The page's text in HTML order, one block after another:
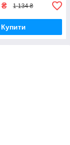
₴ 1 134 ₴
Купити